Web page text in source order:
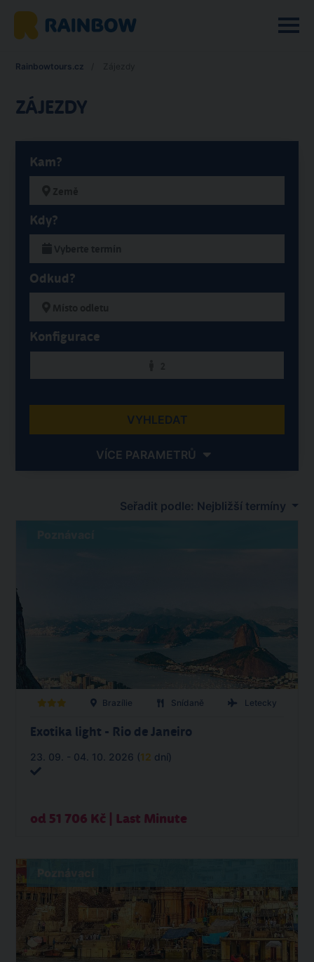
Rainbowtours.cz
ZÁJEZDY
Kam?
Kdy?
Odkud?
Konfigurace
VYHLEDAT
VÍCE PARAMETRŮ
Seřadit podle: Nejbližší termíny
Brazílie Snídaně Letecky
Exotika light - Rio de Janeiro
23. 09. - 04. 10. 2026 (12 dní)
od 51 706 Kč | Last Minute
Poznávací